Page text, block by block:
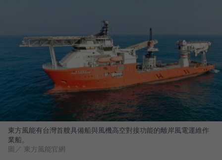
東方風能有台灣首艘具備船與風機高空對接功能的離岸風電運維作
業船。
圖／ 東方風能官網